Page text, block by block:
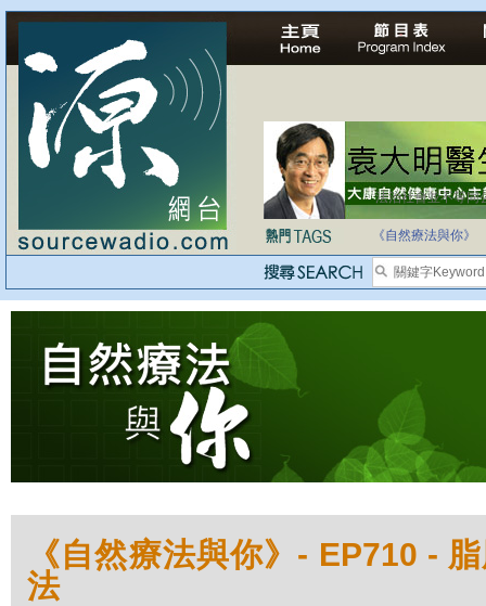
法治社會並不等同
自家教育合法化-
《自然療法與你》
《自然療法與你》- EP710 -
法